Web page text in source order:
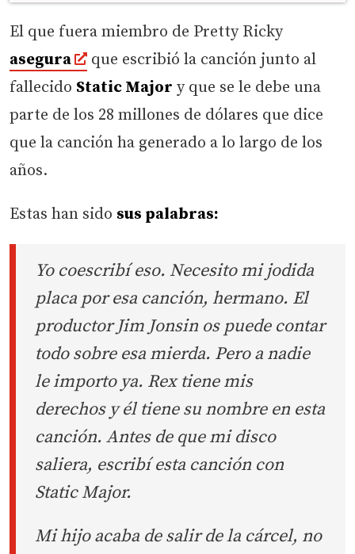
El que fuera miembro de Pretty Ricky
asegura
que escribió la canción junto al
fallecido Static Major y que se le debe una
parte de los 28 millones de dólares que dice
que la canción ha generado a lo largo de los
años.
Estas han sido sus palabras:
Yo coescribí eso. Necesito mi jodida
placa por esa canción, hermano. El
productor Jim Jonsin os puede contar
todo sobre esa mierda. Pero a nadie
le importo ya. Rex tiene mis
derechos y él tiene su nombre en esta
canción. Antes de que mi disco
saliera, escribí esta canción con
Static Major.
Mi hijo acaba de salir de la cárcel, no